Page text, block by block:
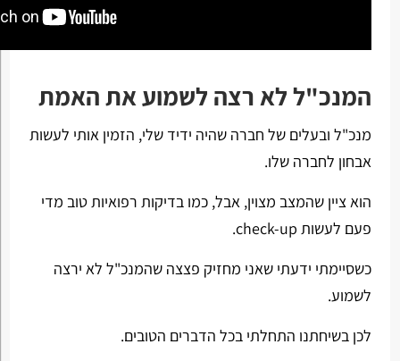
המנכ"ל לא רצה לשמוע את האמת
מנכ"ל ובעלים של חברה שהיה ידיד שלי, הזמין אותי לעשות
אבחון לחברה שלו.
הוא ציין שהמצב מצוין, אבל, כמו בדיקות רפואיות טוב מדי
פעם לעשות check-up.
כשסיימתי ידעתי שאני מחזיק פצצה שהמנכ"ל לא ירצה
לשמוע.
לכן בשיחתנו התחלתי בכל הדברים הטובים.